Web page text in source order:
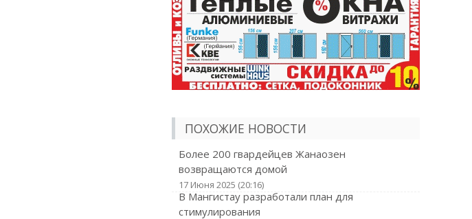
ПОХОЖИЕ НОВОСТИ
Более 200 гвардейцев Жанаозен
возвращаются домой
17 Июня 2025 (20:16)
В Мангистау разработали план для
стимулирования